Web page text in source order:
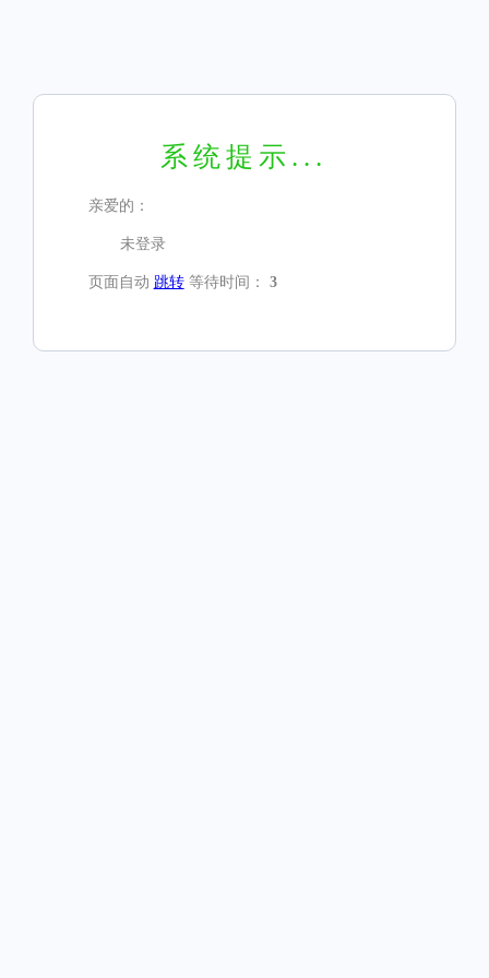
系统提示...
亲爱的：
未登录
页面自动 跳转等待时间： 3